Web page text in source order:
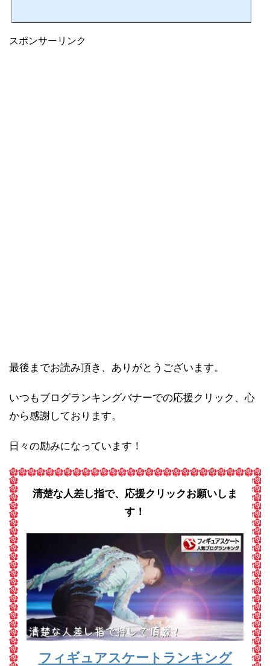
スポンサーリンク
最後までお読み頂き、ありがとうございます。
いつもブログランキングバナーでの応援クリック、心
から感謝しております。
日々の励みになっています！
清楚な人差し指で、応援クリックお願いしま
す！
フィギュアスケートランキング